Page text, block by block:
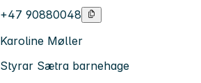
+47 90880048
Karoline Møller
Styrar Sætra barnehage